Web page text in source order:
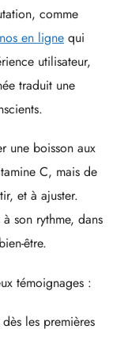
comme
en ligne qui
utilisateur,
traduit une
une boisson aux
C, mais de
et à ajuster.
son rythme, dans
être.
témoignages :
dès les premières